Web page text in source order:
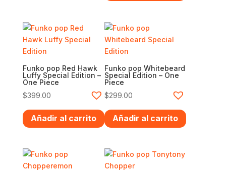
$299.00.$269.10.
Funko pop Red Hawk
Luffy Special Edition –
One Piece
$399.00
Añadir al carrito
Funko pop Whitebeard
Special Edition – One
Piece
$299.00
Añadir al carrito